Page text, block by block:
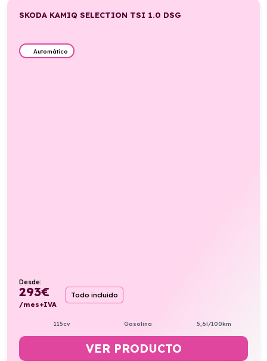
SKODA KAMIQ SELECTION TSI 1.0 DSG
Automático
Desde:
293€
/mes+IVA
Todo incluido
115cv Gasolina 5,6l/100km
VER PRODUCTO